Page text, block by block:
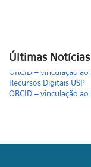
Últimas Notícias
Recursos Digitais USP
ORCID – vinculação ao